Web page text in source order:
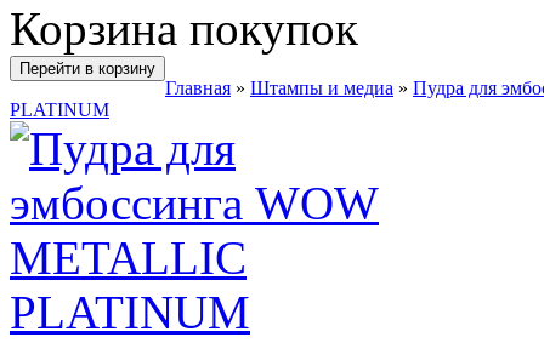
Корзина покупок
Перейти в корзину
Главная » Штампы и медиа » Пудра для
PLATINUM